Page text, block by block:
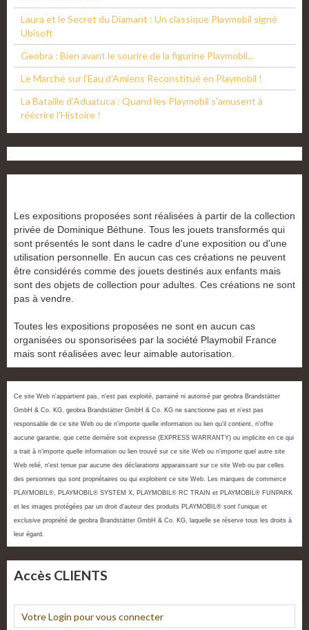
Laura et le Secret du Diamant : Un classique Playmobil signé
Ubisoft
Geobra : Bien avant le sourire de la figurine Playmobil...
Le Marché sur l'Eau d'Amiens Reconstitué en Playmobil !
La Bataille d'Aduatuca : Quand les Playmobil s'amusent à
réécrire l'Histoire !
Les expositions proposées sont réalisées à partir de la collection
privée de Dominique Béthune. Tous les jouets transformés qui
sont présentés le sont dans le cadre d'une exposition ou d'une
utilisation personnelle. En aucun cas ces créations ne peuvent
être considérés comme des jouets destinés aux enfants mais
sont des objets de collection pour adultes. Ces créations ne sont
pas à vendre.
Toutes les expositions proposées ne sont en aucun cas
organisées ou sponsorisées par la société Playmobil France
mais sont réalisées avec leur aimable autorisation.
Ce site Web n'appartient pas, n'est pas exploité, parrainé ni autorisé par geobra Brandstätter
GmbH & Co. KG. geobra Brandstätter GmbH & Co. KG ne sanctionne pas et n'est pas
responsable de ce site Web ou de n'importe quelle information ou lien qu'il contient, n'offre
aucune garantie, que cette dernière soit expresse (EXPRESS WARRANTY) ou implicite en ce qui
a trait à n'importe quelle information ou lien trouvé sur ce site Web ou n'importe quel autre site
Web relié, n'est tenue par aucune des déclarations apparaissant sur ce site Web ou par celles
des personnes qui sont propriétaires ou qui exploitent ce site Web. Les marques de commerce
PLAYMOBIL®, PLAYMOBIL® SYSTEM X, PLAYMOBIL® RC TRAIN et PLAYMOBIL® FUNPARK
et les images protégées par un droit d'auteur des produits PLAYMOBIL® sont l'unique et
exclusive propriété de geobra Brandstätter GmbH & Co. KG, laquelle se réserve tous les droits à
leur égard.
Accès CLIENTS